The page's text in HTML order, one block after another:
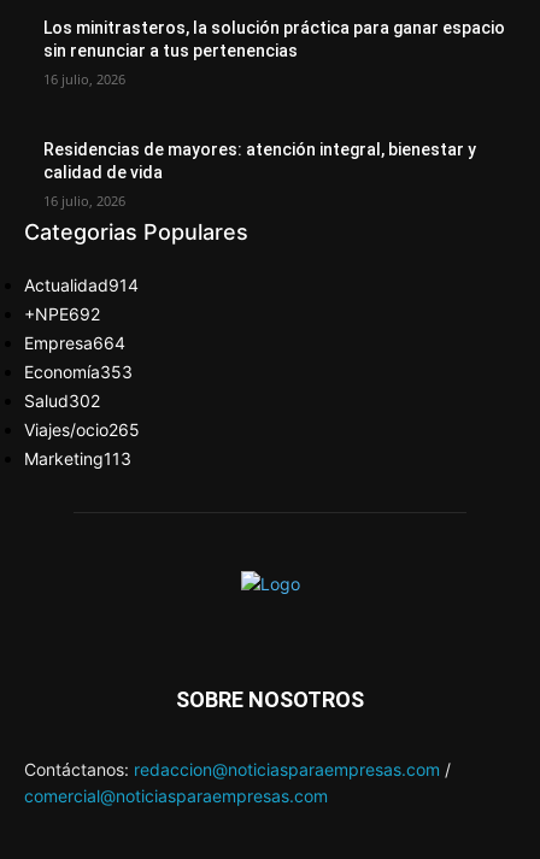
Los minitrasteros, la solución práctica para ganar espacio
sin renunciar a tus pertenencias
16 julio, 2026
Residencias de mayores: atención integral, bienestar y
calidad de vida
16 julio, 2026
Categorias Populares
Actualidad914
+NPE692
Empresa664
Economía353
Salud302
Viajes/ocio265
Marketing113
SOBRE NOSOTROS
Contáctanos: redaccion@noticiasparaempresas.com /
comercial@noticiasparaempresas.com